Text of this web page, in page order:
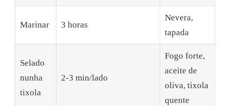
Marinar 3 horas
Nevera,
tapada
Selado
nunha
tixola
2-3 min/lado
Fogo forte,
aceite de
oliva, tixola
quente